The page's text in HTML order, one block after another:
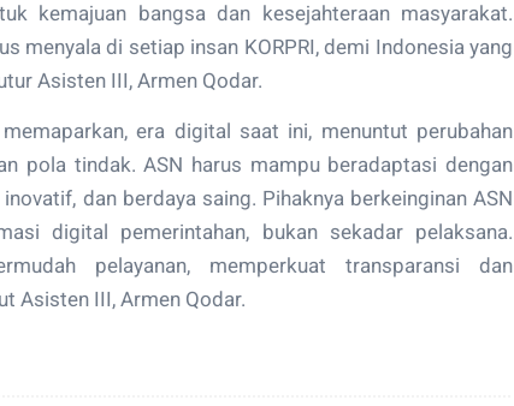
kemajuan bangsa dan kesejahteraan masyarakat.
menyala di setiap insan KORPRI, demi Indonesia yang
Asisten III, Armen Qodar.
era digital saat ini, menuntut perubahan
pola tindak. ASN harus mampu beradaptasi dengan
dan berdaya saing. Pihaknya berkeinginan ASN
digital pemerintahan, bukan sekadar pelaksana.
pelayanan, memperkuat transparansi dan
Asisten III, Armen Qodar.